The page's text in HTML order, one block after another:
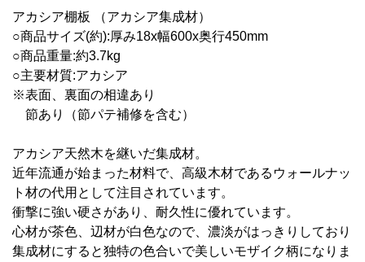
アカシア棚板 （アカシア集成材）
○商品サイズ(約):厚み18x幅600x奥行450mm
○商品重量:約3.7kg
○主要材質:アカシア
※表面、裏面の相違あり
節あり（節パテ補修を含む）
アカシア天然木を継いだ集成材。
近年流通が始まった材料で、高級木材であるウォールナッ
ト材の代用として注目されています。
衝撃に強い硬さがあり、耐久性に優れています。
心材が茶色、辺材が白色なので、濃淡がはっきりしており
集成材にすると独特の色合いで美しいモザイク柄になりま